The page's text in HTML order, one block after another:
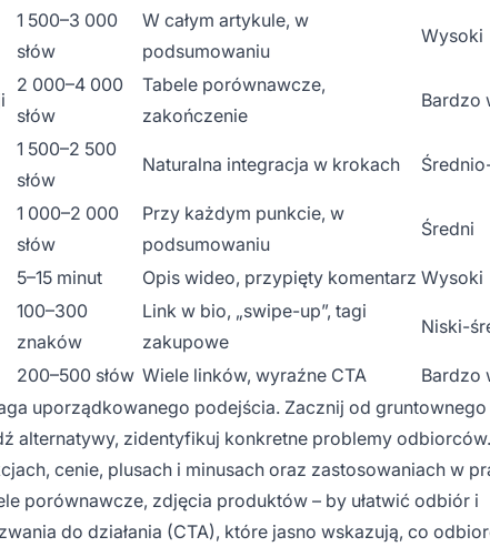
1 500–3 000
słów
W całym artykule, w
podsumowaniu
Wysoki
2 000–4 000
słów
Tabele porównawcze,
zakończenie
Bardzo
1 500–2 500
słów
Naturalna integracja w krokach
1 000–2 000
słów
Przy każdym punkcie, w
podsumowaniu
Średni
5–15 minut Opis wideo, przypięty komentarz Wysoki
100–300
znaków
Link w bio, „swipe-up”, tagi
zakupowe
Niski-
200–500 słów Wiele linków, wyraźne CTA
Bardzo
uporządkowanego podejścia. Zacznij od gruntownego
alternatywy, zidentyfikuj konkretne problemy
cenie, plusach i minusach oraz zastosowaniach w
porównawcze, zdjęcia produktów – by ułatwić odbiór i
do działania (CTA), które jasno wskazują, co